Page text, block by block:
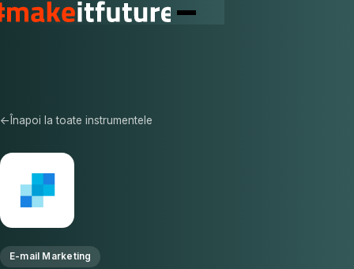
← Înapoi la toate instrumentele
E-mail Marketing